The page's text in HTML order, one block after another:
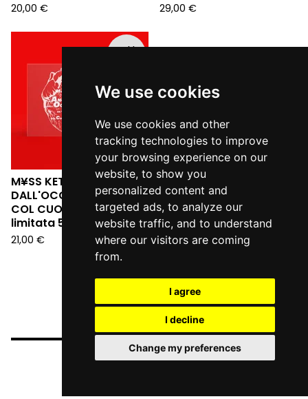
We use cookies
We use cookies and other
tracking technologies to improve
your browsing experience on our
website, to show you
personalized content and
targeted ads, to analyze our
website traffic, and to understand
where our visitors are coming
from.
I agree
I decline
Change my preferences
20,00 € 29,00 €
Sold
M¥SS KETA - L'ANGELO
DALL'OCCHIALE DA SERA:
COL CUORE IN GOLA (Ed.
limitata 555 copie LP)
21,00 €